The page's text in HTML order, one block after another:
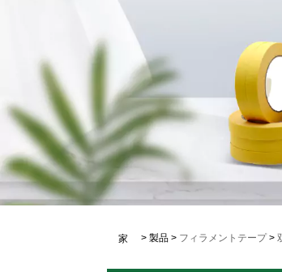
家 > 製品 > フィラメントテープ>